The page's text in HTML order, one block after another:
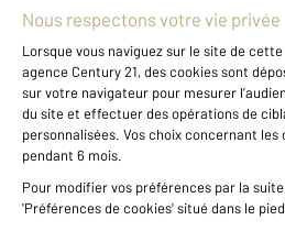
À propos
International
Nous contacter